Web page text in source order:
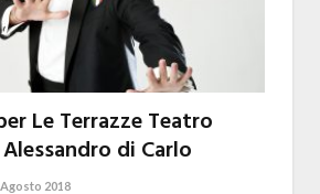
Le Terrazze Teatro
di Carlo
Agosto 2018